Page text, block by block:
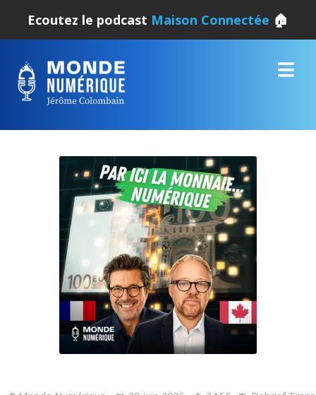
Ecoutez le podcast Maison Connectée 🏠